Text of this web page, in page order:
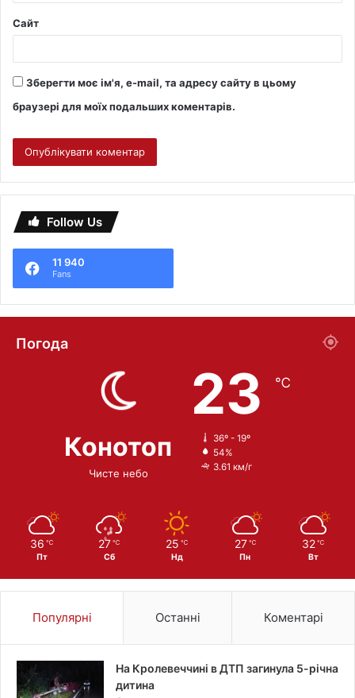
Сайт
Зберегти моє ім'я, e-mail, та адресу сайту в цьому
браузері для моїх подальших коментарів.
Follow Us
11 940
Fans
Погода
Конотоп
Чисте небо
23 ℃
36º - 19º
54%
3.61 км/г
36 ℃
Пт
27 ℃
Сб
25 ℃
Нд
27 ℃
Пн
32 ℃
Вт
Популярні Останні Коментарі
На Кролевеччині в ДТП загинула 5-річна
дитина